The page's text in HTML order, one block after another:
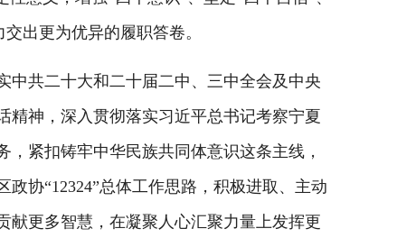
出更为优异的履职答卷。
共二十大和二十届二中、三中全会及中央
神，深入贯彻落实习近平总书记考察宁夏
紧扣铸牢中华民族共同体意识这条主线，
协“12324”总体工作思路，积极进取、主动
献更多智慧，在凝聚人心汇聚力量上发挥更